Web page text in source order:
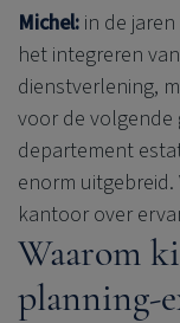
Michel: in de
het integreren
dienstverlening,
voor de volgende
departement
enorm
kantoor over
Waarom
planning-